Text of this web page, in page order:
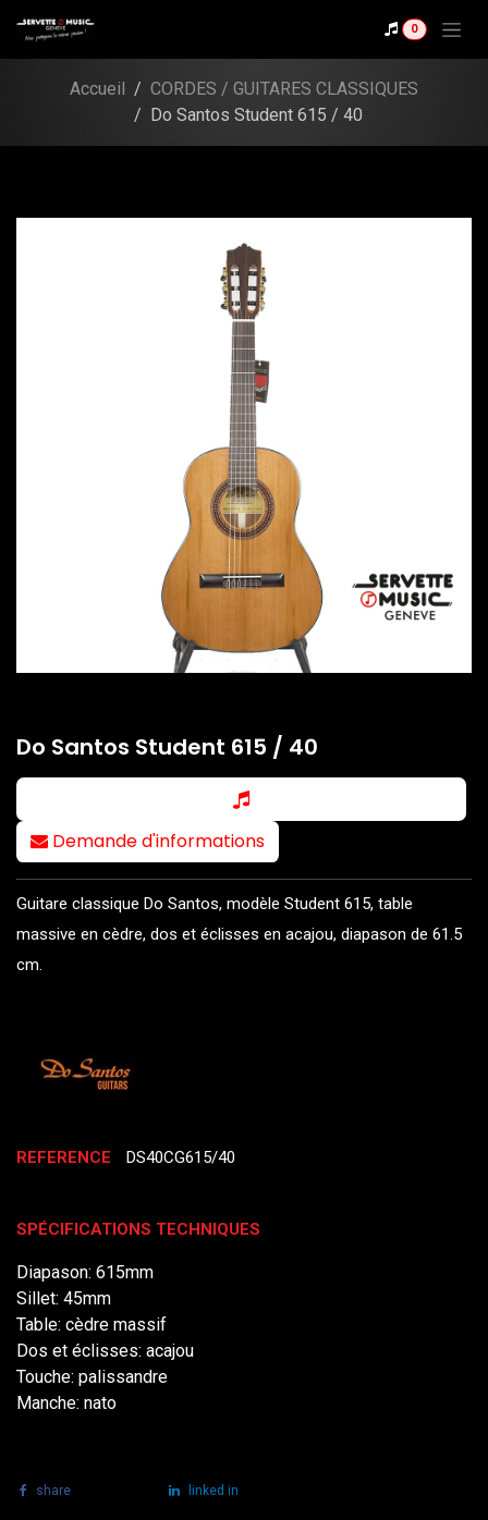
0
Do Santos Student 615
/ 40
Accueil
CORDES / GUITARES CLASSIQUES
Do Santos Student 615 / 40
Do Santos Student 615 / 40
Demande d'informations
Guitare classique Do Santos, modèle Student 615, table
massive en cèdre, dos et éclisses en acajou, diapason de 61.5
cm.
REFERENCE DS40CG615/40
SPÉCIFICATIONS TECHNIQUES
Diapason: 615mm
Sillet: 45mm
Table: cèdre massif
Dos et éclisses: acajou
Touche: palissandre
Manche: nato
share linked in